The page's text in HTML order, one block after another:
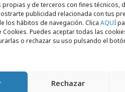
y de terceros con fines técnicos,
publicidad relacionada con tus
los hábitos de navegación. Clica AQUÍ
Cookies. Puedes aceptar todas las
o rechazar su uso pulsando el
Rechazar